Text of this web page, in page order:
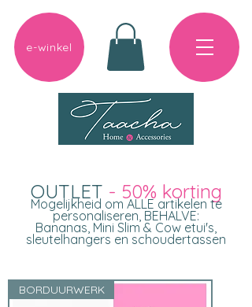
e-winkel
OUTLET - 50% korting
Mogelijkheid om ALLE artikelen te
personaliseren, BEHALVE:
Bananas, Mini Slim & Cow etui's,
sleutelhangers en schoudertassen
BORDUURWERK